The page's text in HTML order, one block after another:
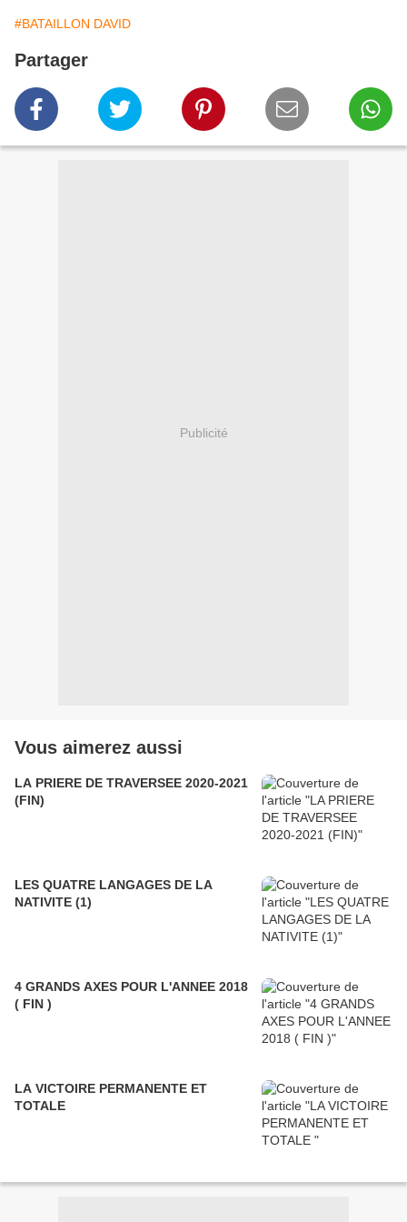
#BATAILLON DAVID
Partager
Publicité
Vous aimerez aussi
LA PRIERE DE TRAVERSEE 2020-2021
(FIN)
LES QUATRE LANGAGES DE LA
NATIVITE (1)
4 GRANDS AXES POUR L'ANNEE 2018
( FIN )
LA VICTOIRE PERMANENTE ET
TOTALE